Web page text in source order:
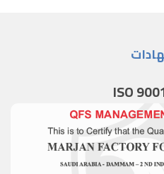
ISO